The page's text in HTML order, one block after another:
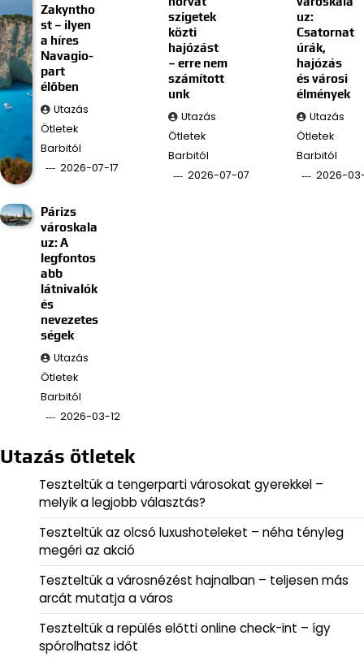
Zakyntho
st – ilyen
a híres
Navagio-
part
élőben
Utazás
Ötletek
Barbitól
2026-07-17
szigetek
közti
hajózást
– erre nem
számított
unk
Utazás
Ötletek
Barbitól
2026-07-07
uz:
Csatornat
úrák,
hajózás
és városi
élmények
Utazás
Ötletek
Barbitól
2026-
Párizs
városkala
uz: A
legfontos
abb
látnivalók
és
nevezetes
ségek
Utazás
Ötletek
Barbitól
2026-03-12
Utazás ötletek
Teszteltük a tengerparti városokat gyerekkel –
melyik a legjobb választás?
Teszteltük az olcsó luxushoteleket – néha tényleg
megéri az akció
Teszteltük a városnézést hajnalban – teljesen más
arcát mutatja a város
Teszteltük a repülés előtti online check-int – így
spórolhatsz időt